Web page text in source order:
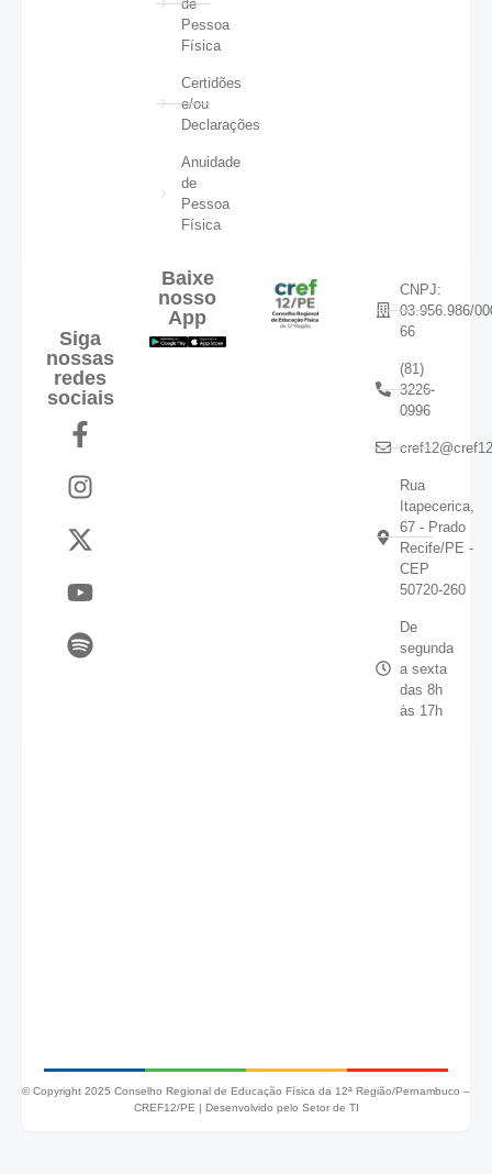
de
Pessoa
Física
Certidões
e/ou
Declarações
Anuidade
de
Pessoa
Física
Siga
nossas
redes
sociais
Baixe
nosso
App
CNPJ:
03.956.986/
66
(81)
3226-
0996
Rua
Itapecerica,
67 - Prado
Recife/PE -
CEP
50720-260
De
segunda
a sexta
das 8h
às 17h
© Copyright 2025 Conselho Regional de Educação Física da 12ª Região/Pernambuco –
CREF12/PE | Desenvolvido pelo Setor de TI